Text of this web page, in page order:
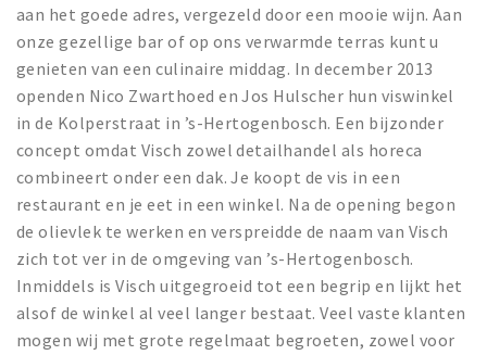
Sport
Andere City Apps
Inloggen
aan het goede adres, vergezeld door een mooie wijn. Aan
onze gezellige bar of op ons verwarmde terras kunt u
genieten van een culinaire middag. In december 2013
openden Nico Zwarthoed en Jos Hulscher hun viswinkel
in de Kolperstraat in ’s-Hertogenbosch. Een bijzonder
concept omdat Visch zowel detailhandel als horeca
combineert onder een dak. Je koopt de vis in een
restaurant en je eet in een winkel. Na de opening begon
de olievlek te werken en verspreidde de naam van Visch
zich tot ver in de omgeving van ’s-Hertogenbosch.
Inmiddels is Visch uitgegroeid tot een begrip en lijkt het
alsof de winkel al veel langer bestaat. Veel vaste klanten
mogen wij met grote regelmaat begroeten, zowel voor